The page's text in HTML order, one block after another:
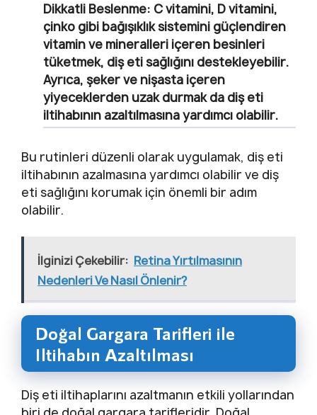
Dikkatli Beslenme: C vitamini, D vitamini,
çinko gibi bağışıklık sistemini güçlendiren
vitamin ve mineralleri içeren besinleri
tüketmek, diş eti sağlığını destekleyebilir.
Ayrıca, şeker ve nişasta içeren
yiyeceklerden uzak durmak da diş eti
iltihabının azaltılmasına yardımcı olabilir.
Bu rutinleri düzenli olarak uygulamak, diş eti
iltihabının azalmasına yardımcı olabilir ve diş
eti sağlığını korumak için önemli bir adım
olabilir.
İlginizi Çekebilir: Retina Yırtılmasının
Nedenleri Ve Nasıl Önlenir?
Doğal Gargara Tarifleri ile
Iltihabın Azaltılması
Diş eti iltihaplarını azaltmanın etkili yollarından